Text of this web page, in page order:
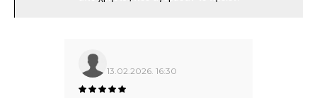
13.02.2026. 16:30